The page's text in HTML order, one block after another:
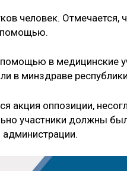
человек. Отмечается,
помощью.
в медицинские
в минздраве
акция оппозиции,
участники должны